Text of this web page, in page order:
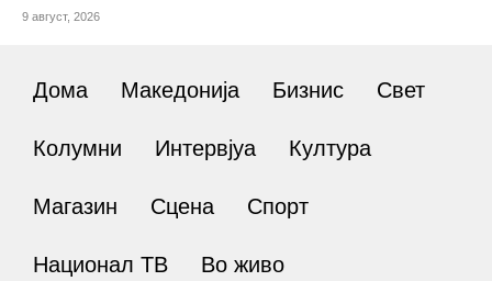
9 август, 2026
Дома Македонија Бизнис Свет
Колумни Интервјуа Култура
Магазин Сцена Спорт
Национал ТВ Во живо